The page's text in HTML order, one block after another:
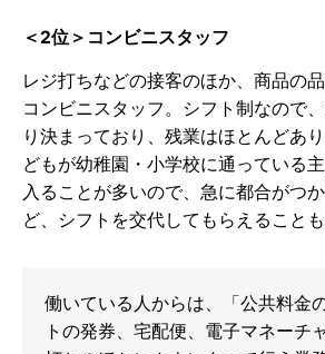
＜2位＞コンビニスタッフ
レジ打ちなどの接客のほか、商品の
コンビニスタッフ。シフト制なので
り決まっており、残業はほとんどあ
どもが幼稚園・小学校に通っている
入ることが多いので、急に都合がつ
ど、シフトを交代してもらえることも
働いている人からは、「公共料金
トの発券、宅配便、電子マネーチ